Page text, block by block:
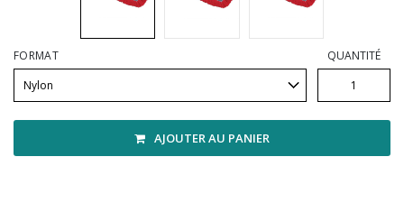
FORMAT QUANTITÉ
AJOUTER AU PANIER